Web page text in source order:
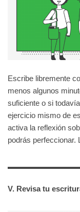
Escribe libremente
menos algunos
suficiente o si
ejercicio mismo de
activa la reflexión
podrás perfeccionar.
V. Revisa tu